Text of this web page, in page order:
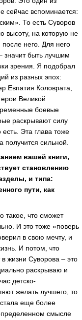
сейчас вспоминается:
То есть Суворов
высоту, на которую не
после него. Для него
значит быть лучшим
зрения. Я подобрал
из разных эпох:
Евпатия Коловрата,
Великой
боевые
раскрывают силу
Эта глава тоже
сильной.
вашей книги,
становлению
и типа:
пути, как
такое, что сможет
И это тоже «поверь
в свою мечту, и
И потом, что
жизни Суворова – это
раскрываю и
детско-
желать лучшего, то
еще более
смысле